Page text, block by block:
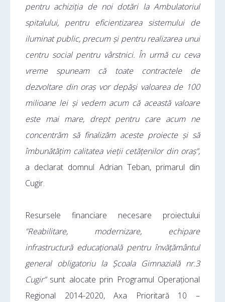
pentru achiziția de noi dotări la Ambulatoriul
spitalului, pentru eficientizarea sistemului de
iluminat public, precum și pentru realizarea unui
centru social pentru vârstnici. În urmă cu ceva
vreme spuneam că toate contractele de
dezvoltare din oraș vor depăși valoarea de 100
milioane lei și vedem acum că această valoare
este mai mare, drept pentru care acum ne
concentrăm să finalizăm aceste proiecte și să
îmbunătățim calitatea vieții cetățenilor din oraș”,
a declarat domnul Adrian Teban, primarul din
Cugir.
Resursele financiare necesare proiectului
”Reabilitare, modernizare, echipare
infrastructură educațională pentru învățământul
general obligatoriu la Școala Gimnazială nr.3
Cugir”sunt alocate prin Programul Operațional
Regional 2014-2020, Axa Prioritară 10 –